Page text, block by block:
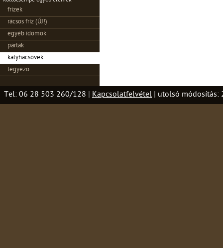
frízek
rácsos fríz (ÚJ!)
egyéb idomok
párták
kályhacsövek
legyező
Tel: 06 28 503 260/128 Kapcsolatfelvétel utolsó módosítás: